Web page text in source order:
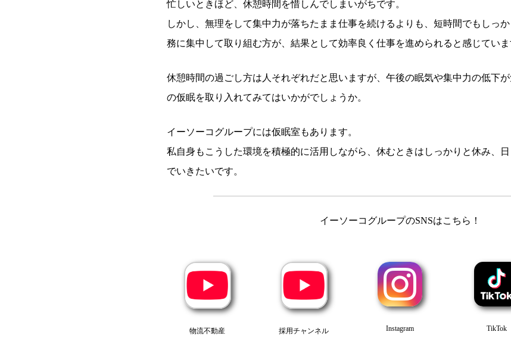
忙しいときほど、休憩時間を惜しんでしまいがちです。
しかし、無理をして集中力が落ちたまま仕事を続けるよりも、短時間でもしっ
務に集中して取り組む方が、結果として効率良く仕事を進められると感じていま
休憩時間の過ごし方は人それぞれだと思いますが、午後の眠気や集中力の低下
の仮眠を取り入れてみてはいかがでしょうか。
イーソーコグループには仮眠室もあります。
私自身もこうした環境を積極的に活用しながら、休むときはしっかりと休み、
でいきたいです。
イーソーコグループのSNSはこちら！
物流不動産
採用チャンネル Instagram TikTok